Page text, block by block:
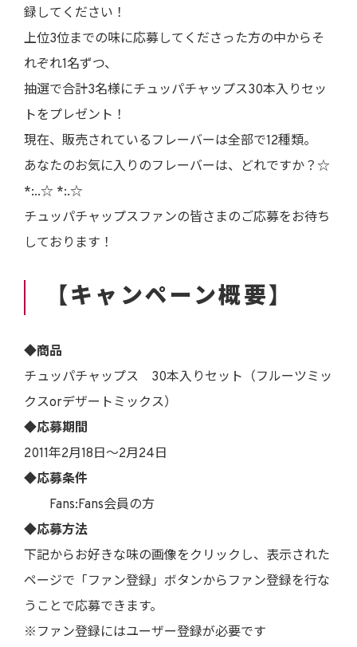
録してください！
上位3位までの味に応募してくださった方の中からそ
れぞれ1名ずつ、
抽選で合計3名様にチュッパチャップス30本入りセッ
トをプレゼント！
現在、販売されているフレーバーは全部で12種類。
あなたのお気に入りのフレーバーは、どれですか？☆
*:..☆ *:.☆
チュッパチャップスファンの皆さまのご応募をお待ち
しております！
【キャンペーン概要】
◆商品
チュッパチャップス 30本入りセット（フルーツミッ
クスorデザートミックス）
◆応募期間
2011年2月18日～2月24日
◆応募条件
Fans:Fans会員の方
◆応募方法
下記からお好きな味の画像をクリックし、表示された
ページで「ファン登録」ボタンからファン登録を行な
うことで応募できます。
※ファン登録にはユーザー登録が必要です